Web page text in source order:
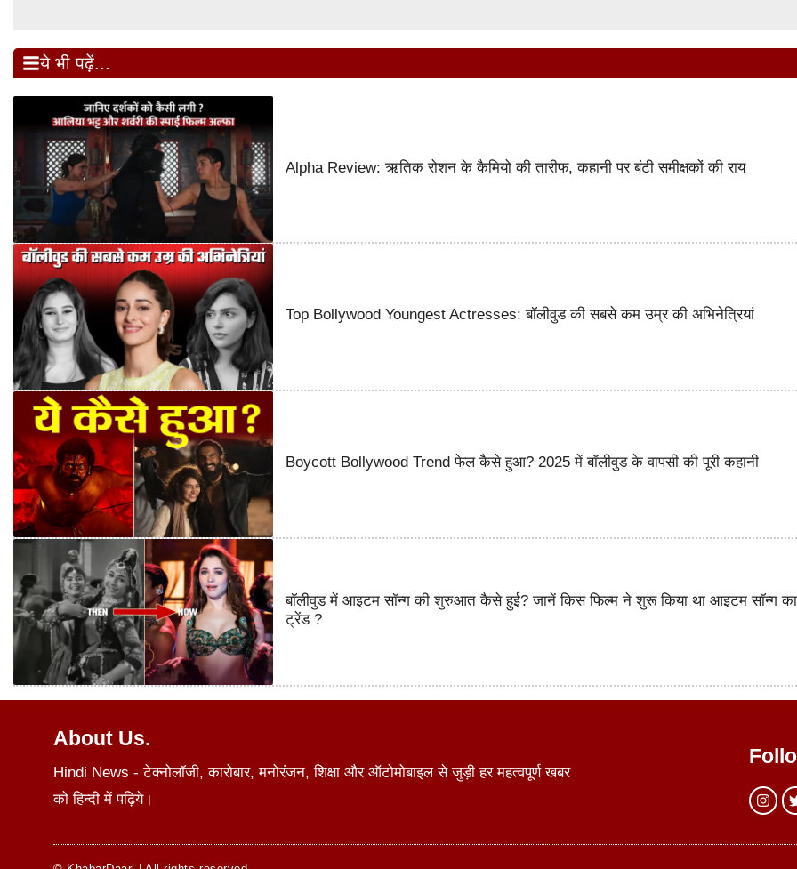
ये भी पढ़ें...
Alpha Review: ऋतिक रोशन के कैमियो की तारीफ, कहानी पर बंटी समीक्षकों की राय
Top Bollywood Youngest Actresses: बॉलीवुड की सबसे कम उम्र की अभिनेत्रियां
Boycott Bollywood Trend फेल कैसे हुआ? 2025 में बॉलीवुड के वापसी की पूरी कहानी
बॉलीवुड में आइटम सॉन्ग की शुरुआत कैसे हुई? जानें किस फिल्म ने शुरू किया था आइटम सॉन्ग का
ट्रेंड ?
About Us.
Hindi News - टेक्नोलॉजी, कारोबार, मनोरंजन, शिक्षा और ऑटोमोबाइल से जुड़ी हर महत्वपूर्ण खबर
को हिन्दी में पढ़िये।